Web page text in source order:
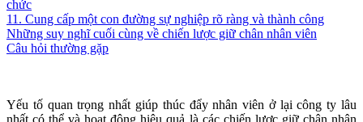
chức
11. Cung cấp một con đường sự nghiệp rõ ràng và thành công
Những suy nghĩ cuối cùng về chiến lược giữ chân nhân viên
Câu hỏi thường gặp
Yếu tố quan trọng nhất giúp thúc đẩy nhân viên ở lại công ty lâu